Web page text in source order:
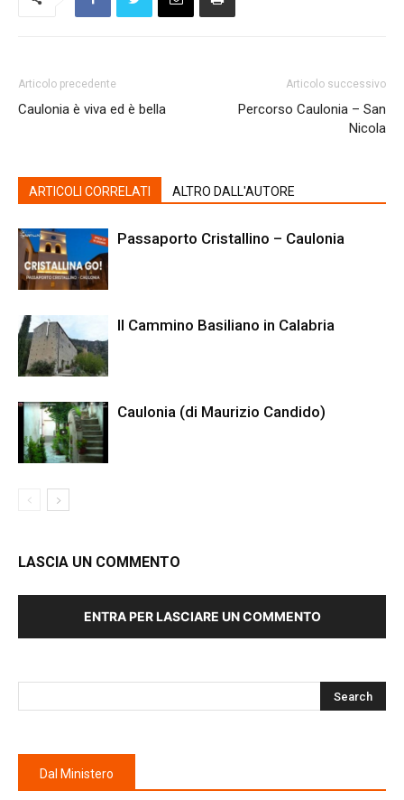
Articolo precedente
Caulonia è viva ed è bella
Articolo successivo
Percorso Caulonia – San
Nicola
ARTICOLI CORRELATI ALTRO DALL'AUTORE
Passaporto Cristallino – Caulonia
Il Cammino Basiliano in Calabria
Caulonia (di Maurizio Candido)
LASCIA UN COMMENTO
ENTRA PER LASCIARE UN COMMENTO
Dal Ministero